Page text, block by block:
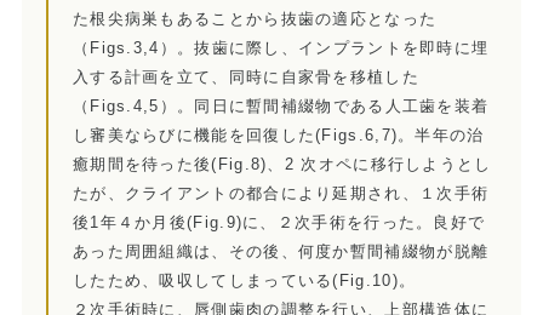
予防歯科とは
症例集
訪問診療/その他
訪問診療とは
歯科用CT
た根尖病巣もあることから抜歯の適応となった
（Figs.3,4）。抜歯に際し、インプラントを即時に埋
入する計画を立て、同時に自家骨を移植した
（Figs.4,5）。同日に暫間補綴物である人工歯を装着
し審美ならびに機能を回復した(Figs.6,7)。半年の治
癒期間を待った後(Fig.8)、2 次オペに移行しようとし
たが、クライアントの都合により延期され、１次手術
後1年４か月後(Fig.9)に、２次手術を行った。良好で
あった周囲組織は、その後、何度か暫間補綴物が脱離
したため、吸収してしまっている(Fig.10)。
２次手術時に、唇側歯肉の調整を行い、上部構造体に